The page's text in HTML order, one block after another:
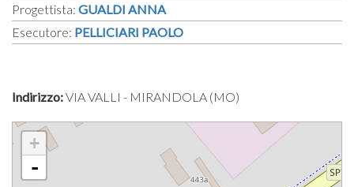
Progettista: GUALDI ANNA
Esecutore: PELLICIARI PAOLO
Indirizzo:VIA VALLI - MIRANDOLA (MO)
+
-